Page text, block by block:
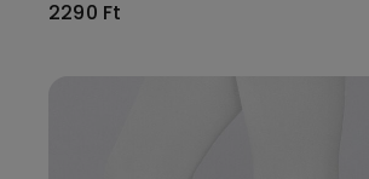
2290 Ft